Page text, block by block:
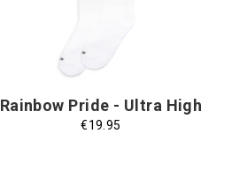
Rainbow Pride - Ultra High
€19.95